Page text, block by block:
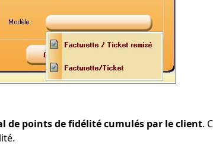
de points de fidélité cumulés par le client.